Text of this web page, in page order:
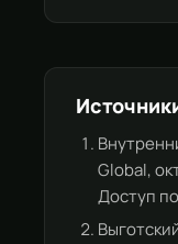
Global,
Доступ